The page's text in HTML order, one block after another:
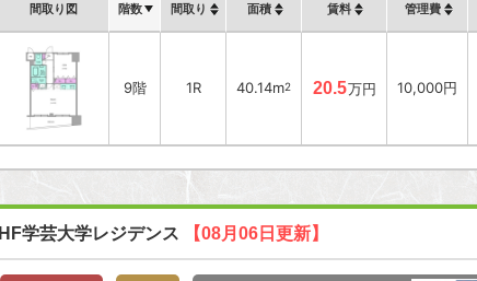
間取り図 階数 間取り 面積 賃料 管理費
9階 1R 40.14m2 20.5万円 10,000円
HF学芸大学レジデンス 【08月06日更新】